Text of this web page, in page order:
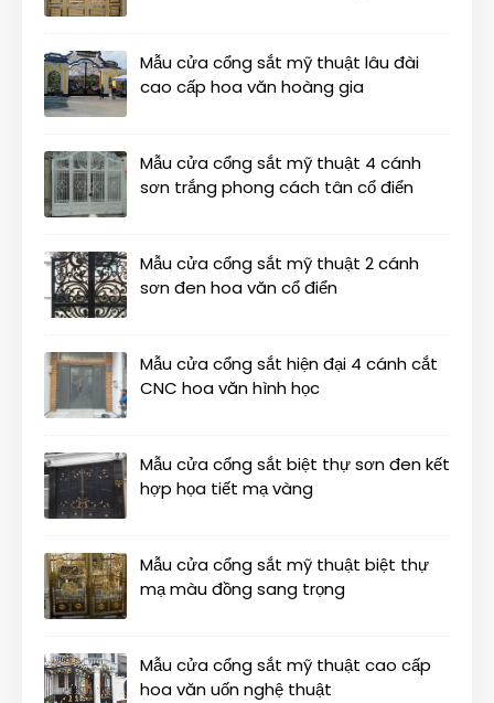
Mẫu cửa cổng sắt mỹ thuật lâu đài
cao cấp hoa văn hoàng gia
Mẫu cửa cổng sắt mỹ thuật 4 cánh
sơn trắng phong cách tân cổ điển
Mẫu cửa cổng sắt mỹ thuật 2 cánh
sơn đen hoa văn cổ điển
Mẫu cửa cổng sắt hiện đại 4 cánh cắt
CNC hoa văn hình học
Mẫu cửa cổng sắt biệt thự sơn đen kết
hợp họa tiết mạ vàng
Mẫu cửa cổng sắt mỹ thuật biệt thự
mạ màu đồng sang trọng
Mẫu cửa cổng sắt mỹ thuật cao cấp
hoa văn uốn nghệ thuật